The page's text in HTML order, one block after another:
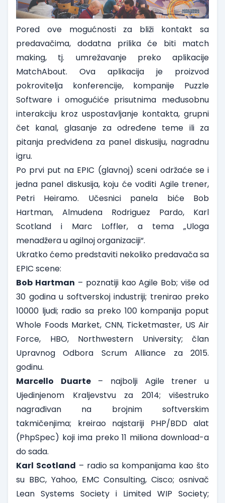
Pored ove mogućnosti za bliži kontakt sa
predavačima, dodatna prilika će biti match
making, tj. umrežavanje preko aplikacije
MatchAbout. Ova aplikacija je proizvod
pokrovitelja konferencije, kompanije Puzzle
Software i omogućiće prisutnima međusobnu
interakciju kroz uspostavljanje kontakta, grupni
čet kanal, glasanje za određene teme ili za
pitanja predviđena za panel diskusiju, nagradnu
igru.
Po prvi put na EPIC (glavnoj) sceni održaće se i
jedna panel diskusija, koju će voditi Agile trener,
Petri Heiramo. Učesnici panela biće Bob
Hartman, Almudena Rodriguez Pardo, Karl
Scotland i Marc Loffler, a tema „Uloga
menadžera u agilnoj organizaciji“.
Ukratko ćemo predstaviti nekoliko predavača sa
EPIC scene:
Bob Hartman – poznatiji kao Agile Bob; više od
30 godina u softverskoj industriji; trenirao preko
10000 ljudi; radio sa preko 100 kompanija poput
Whole Foods Market, CNN, Ticketmaster, US Air
Force, HBO, Northwestern University; član
Upravnog Odbora Scrum Alliance za 2015.
godinu.
Marcello Duarte– najbolji Agile trener u
Ujedinjenom Kraljevstvu za 2014; višestruko
nagrađivan na brojnim softverskim
takmičenjima; kreirao najstariji PHP/BDD alat
(PhpSpec) koji ima preko 11 miliona download-a
do sada.
Karl Scotland – radio sa kompanijama kao što
su BBC, Yahoo, EMC Consulting, Cisco; osnivač
Lean Systems Society i Limited WIP Society;